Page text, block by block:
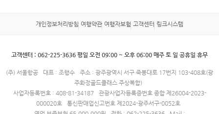
개인정보처리방침 여행약관 여행자보험 고객센터 링크시스템
고객센터 : 062-225-3636 평일 오전 09:00 ~ 오후 06:00 매주 토 일 공휴일 휴무
(주) 서울항공 대표 : 조행수
주소 : 광주광역시 서구 죽봉대로 17번지 103-408호(광
주화정골드클래스 주상복합)
사업자등록번호 : 408-81-34187
관광사업자등록증번호 종합 제26004-2023-
000020호
통신판매업신고번호 제2024-광주서구-0052호